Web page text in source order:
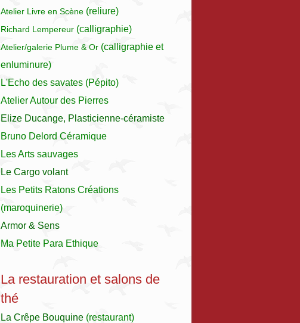
Atelier Livre en Scène (reliure)
Richard Lempereur (calligraphie)
Atelier/galerie Plume & Or (calligraphie et
enluminure)
L'Echo des savates (Pépito)
Atelier Autour des Pierres
Elize Ducange, Plasticienne-céramiste
Bruno Delord Céramique
Les Arts sauvages
Le Cargo volant
Les Petits Ratons Créations
(maroquinerie)
Armor & Sens
Ma Petite Para Ethique
La restauration et salons de
thé
La Crêpe Bouquine (restaurant)